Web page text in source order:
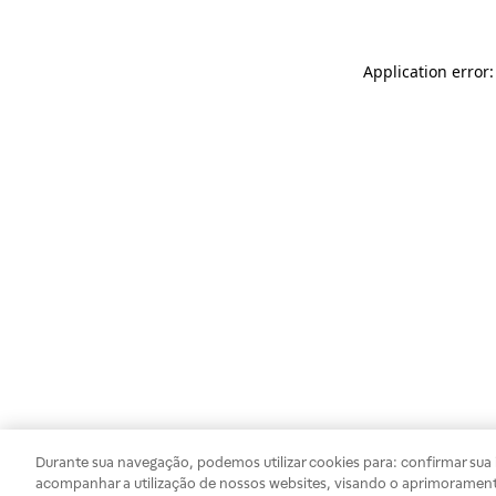
Application
Durante sua navegação, podemos utilizar cookies para: confirmar
acompanhar a utilização de nossos websites, visando o